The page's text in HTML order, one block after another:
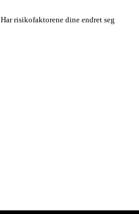
Har risikofaktorene dine endret seg